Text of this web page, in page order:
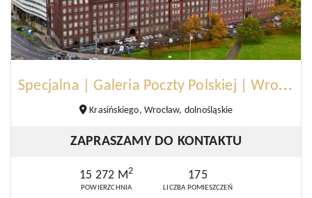
S
pecjalna | Galeria Poczty Polskiej | Wrocław
Krasińskiego, Wrocław, dolnośląskie
ZAPRASZAMY DO KONTAKTU
15 272 M2
POWIERZCHNIA
175
LICZBA POMIESZCZEŃ